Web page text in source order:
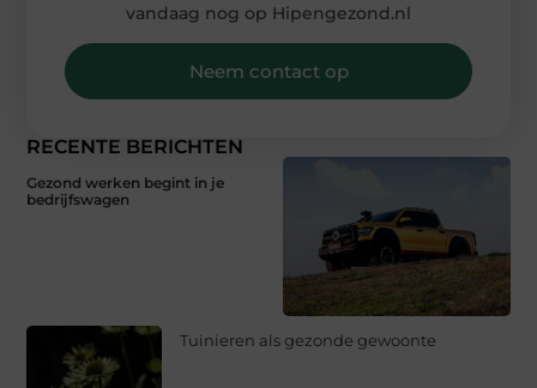
RECENTE BERICHTEN
Gezond werken begint in je
bedrijfswagen
Tuinieren als gezonde gewoonte
vandaag nog op Hipengezond.nl
Neem contact op